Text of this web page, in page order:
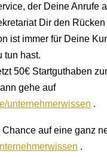
der Deine Anrufe
Dir den
ist immer für Deine
tun hast.
50€ Startguthaben
gehe auf
unternehmerwissen .
Chance auf eine ganz